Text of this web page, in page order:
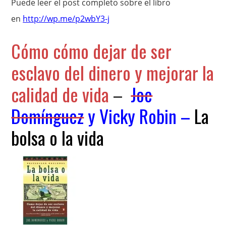
Puede leer el post completo sobre el libro
en http://wp.me/p2wbY3-j
Cómo cómo dejar de ser
esclavo del dinero y mejorar la
calidad de vida – Joe
DomínguezyVicky Robin – La
bolsa o la vida